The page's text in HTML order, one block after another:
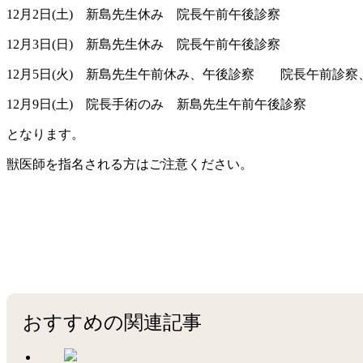
12月2日(土) 新島先生休み 院長午前午後診察
12月3日(日) 新島先生休み 院長午前午後診察
12月5日(火) 新島先生午前休み、午後診察 院長午前診察
12月9日(土) 院長手術のみ 新島先生午前午後診察
となります。
獣医師を指名される方はご注意ください。
おすすめの関連記事